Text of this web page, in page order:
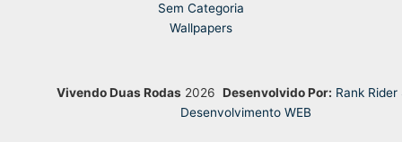
Sem Categoria
Wallpapers
Vivendo Duas Rodas2026 Desenvolvido Por: Rank Rider
Desenvolvimento WEB